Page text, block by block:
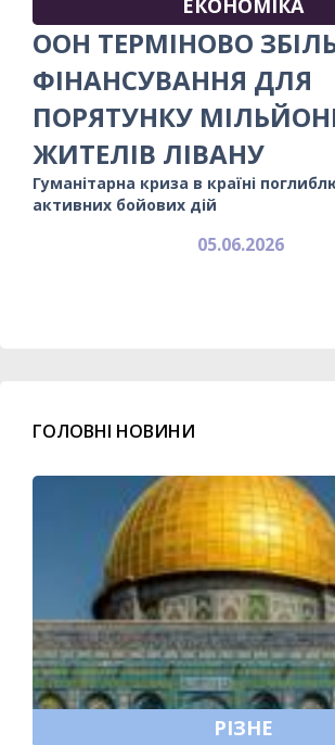
ООН ТЕРМІНОВО
ФІНАНСУВАННЯ ДЛЯ
ПОРЯТУНКУ
ЖИТЕЛІВ ЛІВАНУ
Гуманітарна криза в країні
активних бойових дій
05.06.2026
ГОЛОВНІ НОВИНИ
РІЗНЕ